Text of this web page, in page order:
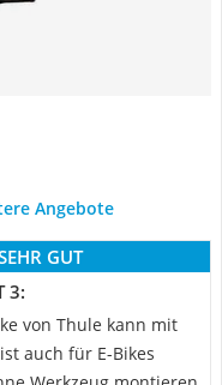
Angebote
GUT
3:
von Thule kann mit
auch für E-Bikes